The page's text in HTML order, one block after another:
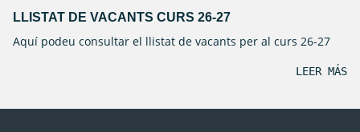
LLISTAT DE VACANTS CURS 26-27
Aquí podeu consultar el llistat de vacants per al curs 26-27
LEER MÁS